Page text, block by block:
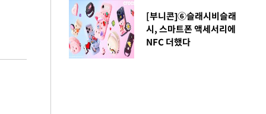
[부니콘]⑥슬래시비슬래
시, 스마트폰 액세서리에
NFC 더했다